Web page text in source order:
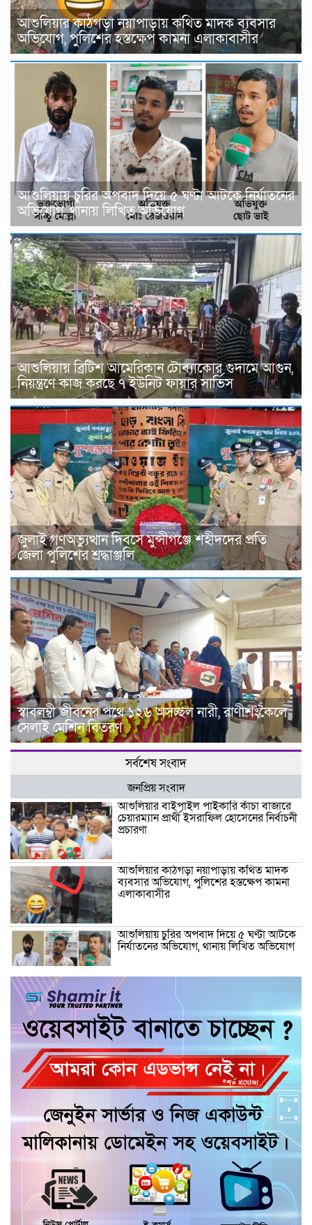
আশুলিয়ার কাঠগড়া নয়াপাড়ায় কথিত মাদক ব্যবসার
অভিযোগ, পুলিশের হস্তক্ষেপ কামনা এলাকাবাসীর
আশুলিয়ায় চুরির অপবাদ দিয়ে ৫ ঘণ্টা আটকে নির্যাতনের
অভিযোগ, থানায় লিখিত অভিযোগ
আশুলিয়ায় ব্রিটিশ আমেরিকান টোব্যাকোর গুদামে আগুন,
নিয়ন্ত্রণে কাজ করছে ৭ ইউনিট ফায়ার সার্ভিস
জুলাই গণঅভ্যুত্থান দিবসে মুন্সীগঞ্জে শহীদদের প্রতি
জেলা পুলিশের শ্রদ্ধাঞ্জলি
স্বাবলম্বী জীবনের পথে ১২৬ অসচ্ছল নারী, রাণীশংকৈলে
সেলাই মেশিন বিতরণ
সর্বশেষ সংবাদ
জনপ্রিয় সংবাদ
আশুলিয়ার বাইপাইল পাইকারি কাঁচা বাজারে
চেয়ারম্যান প্রার্থী ইসরাফিল হোসেনের নির্বাচনী
প্রচারণা
আশুলিয়ার কাঠগড়া নয়াপাড়ায় কথিত মাদক
ব্যবসার অভিযোগ, পুলিশের হস্তক্ষেপ কামনা
এলাকাবাসীর
আশুলিয়ায় চুরির অপবাদ দিয়ে ৫ ঘণ্টা আটকে
নির্যাতনের অভিযোগ, থানায় লিখিত অভিযোগ
‎গৌরনদীতে যথাযোগ্য মর্যাদায় পালিত হলো
‘০৫ আগস্ট জুলাই গণঅভ্যুত্থান দিবস ২০২৬’
আশুলিয়ায় ব্রিটিশ আমেরিকান টোব্যাকোর
গুদামে আগুন, নিয়ন্ত্রণে কাজ করছে ৭ ইউনিট
ফায়ার সার্ভিস
জুলাই গণঅভ্যুত্থান দিবসে মুন্সীগঞ্জে শহীদদের
প্রতি জেলা পুলিশের শ্রদ্ধাঞ্জলি
গৌরনদীতে জেল থেকে বেরিয়েই ফের
বেপরোয়া ইয়াবা ব্যবসা, হোম ডেলিভারির
অভিযোগ—প্রতিবেদককে হুমকি